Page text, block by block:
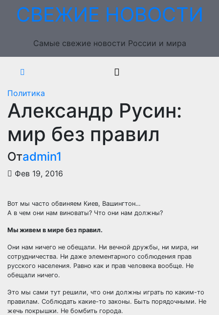
ПерейтиСВЕЖИЕ НОВОСТИ
Самые свежие новости России и мира
Политика
Александр Русин:
мир без правил
Отadmin1
Фев 19, 2016
Вот мы часто обвиняем Киев, Вашингтон…
А в чем они нам виноваты? Что они нам должны?
Мы живем в мире без правил.
Они нам ничего не обещали. Ни вечной дружбы, ни мира, ни
сотрудничества. Ни даже элементарного соблюдения прав
русского населения. Равно как и прав человека вообще. Не
обещали ничего.
Это мы сами тут решили, что они должны играть по каким-то
правилам. Соблюдать какие-то законы. Быть порядочными. Не
жечь покрышки. Не бомбить города.